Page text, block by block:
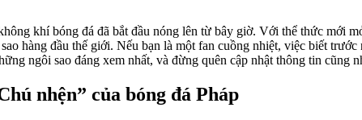
khí bóng đá đã bắt đầu nóng lên từ bây giờ. Với thể thức mới
hàng đầu thế giới. Nếu bạn là một fan cuồng nhiệt, việc biết
ngôi sao đáng xem nhất, và đừng quên cập nhật thông tin cũng
nhện” của bóng đá Pháp